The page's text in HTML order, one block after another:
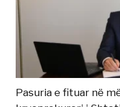
Pasuria e fituar në